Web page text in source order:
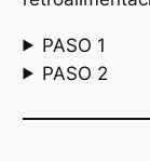
PASO 1
PASO 2